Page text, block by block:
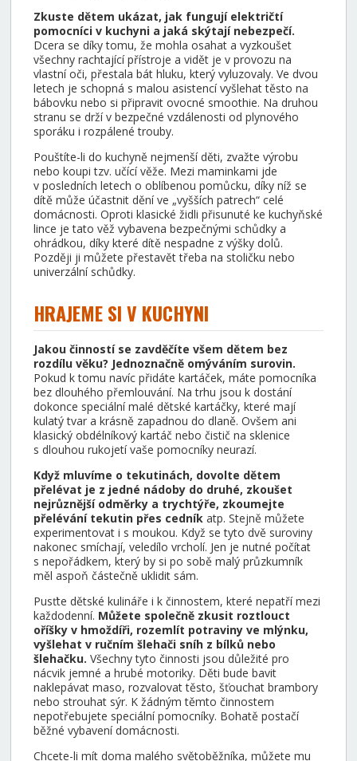
Zkuste dětem ukázat, jak fungují električtí
pomocníci v kuchyni a jaká skýtají nebezpečí.
Dcera se díky tomu, že mohla osahat a vyzkoušet
všechny rachtající přístroje a vidět je v provozu na
vlastní oči, přestala bát hluku, který vyluzovaly. Ve dvou
letech je schopná s malou asistencí vyšlehat těsto na
bábovku nebo si připravit ovocné smoothie. Na druhou
stranu se drží v bezpečné vzdálenosti od plynového
sporáku i rozpálené trouby.
Pouštíte-li do kuchyně nejmenší děti, zvažte výrobu
nebo koupi tzv. učící věže. Mezi maminkami jde
v posledních letech o oblíbenou pomůcku, díky níž se
dítě může účastnit dění ve „vyšších patrech“ celé
domácnosti. Oproti klasické židli přisunuté ke kuchyňské
lince je tato věž vybavena bezpečnými schůdky a
ohrádkou, díky které dítě nespadne z výšky dolů.
Později ji můžete přestavět třeba na stoličku nebo
univerzální schůdky.
HRAJEME SI V KUCHYNI
Jakou činností se zavděčíte všem dětem bez
rozdílu věku? Jednoznačně omýváním surovin.
Pokud k tomu navíc přidáte kartáček, máte pomocníka
bez dlouhého přemlouvání. Na trhu jsou k dostání
dokonce speciální malé dětské kartáčky, které mají
kulatý tvar a krásně zapadnou do dlaně. Ovšem ani
klasický obdélníkový kartáč nebo čistič na sklenice
s dlouhou rukojetí vaše pomocníky neurazí.
Když mluvíme o tekutinách, dovolte dětem
přelévat je z jedné nádoby do druhé, zkoušet
nejrůznější odměrky a trychtýře, zkoumejte
přelévání tekutin přes cedník atp. Stejně můžete
experimentovat i s moukou. Když se tyto dvě suroviny
nakonec smíchají, veledílo vrcholí. Jen je nutné počítat
s nepořádkem, který by si po sobě malý průzkumník
měl aspoň částečně uklidit sám.
Pusťte dětské kulináře i k činnostem, které nepatří mezi
každodenní. Můžete společně zkusit roztlouct
oříšky v hmoždíři, rozemlít potraviny ve mlýnku,
vyšlehat v ručním šlehači sníh z bílků nebo
šlehačku. Všechny tyto činnosti jsou důležité pro
nácvik jemné a hrubé motoriky. Děti bude bavit
naklepávat maso, rozvalovat těsto, šťouchat brambory
nebo strouhat sýr. K žádným těmto činnostem
nepotřebujete speciální pomocníky. Bohatě postačí
běžné vybavení domácnosti.
Chcete-li mít doma malého světoběžníka, můžete mu